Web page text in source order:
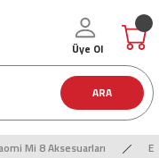
ARA
Üye Ol
Mi 8 Aksesuarları